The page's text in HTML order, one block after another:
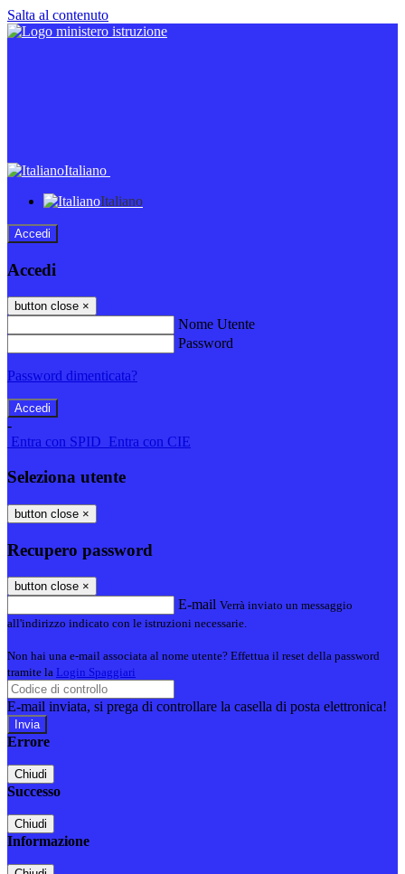
Salta al contenuto
Italiano
Italiano
Accedi
Accedi
button close ×
Nome Utente
Password
Password dimenticata?
-
Entra con SPID Entra con CIE
Seleziona utente
button close ×
Recupero password
button close ×
E-mail Verrà inviato un messaggio
all'indirizzo indicato con le istruzioni necessarie.
Non hai una e-mail associata al nome utente? Effettua il reset della password
tramite la Login Spaggiari
E-mail inviata, si prega di controllare la casella di posta elettronica!
Errore
Chiudi
Successo
Chiudi
Informazione